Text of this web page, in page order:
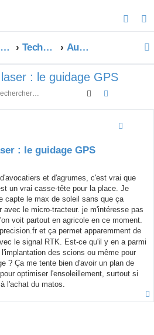
e
Acclimatons les fruitiers ! Techniques d'acclimatation Autres techniques
: le guidage GPS
Rechercher
: le guidage GPS
et d'agrumes, c'est vrai que
un vrai casse-tête pour la place. Je
capte le max de soleil sans que ça
avec le micro-tracteur. je m'intéresse pas
voit partout en agricole en ce moment.
et ça permet apparemment de
le signal RTK. Est-ce qu'il y en a parmi
des scions ou même pour
? Ça me tente bien d'avoir un plan de
optimiser l'ensoleillement, surtout si
l'achat du matos.